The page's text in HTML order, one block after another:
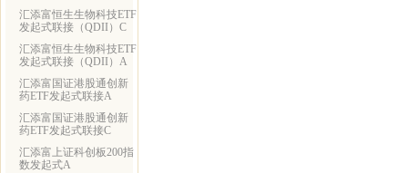
汇添富恒生生物科技ETF
发起式联接（QDII）C
汇添富恒生生物科技ETF
发起式联接（QDII）A
汇添富国证港股通创新
药ETF发起式联接A
汇添富国证港股通创新
药ETF发起式联接C
汇添富上证科创板200指
数发起式A